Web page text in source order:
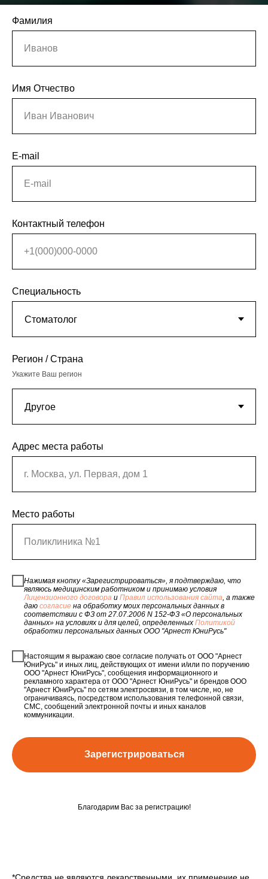
Фамилия
Иванов
Имя Отчество
Иван Иванович
E-mail
E-mail
Контактный телефон
+1(000)000-0000
Специальность
Регион / Страна
Укажите Ваш регион
Адрес места работы
г. Москва, ул. Первая, дом 1
Место работы
Поликлиника №1
Нажимая кнопку «Зарегистрироваться», я подтверждаю, что
являюсь медицинским работником и принимаю условия
Лицензионного договора и Правил использования сайта , а также
даю согласие на обработку моих персональных данных в
соответствии с ФЗ от 27.07.2006 N 152-ФЗ «О персональных
данных» на условиях и для целей, определенных Политикой
обработки персональных данных ООО "Арнест ЮниРусь"
Настоящим я выражаю свое согласие получать от ООО "Арнест
ЮниРусь" и иных лиц, действующих от имени и/или по поручению
ООО "Арнест ЮниРусь", сообщения информационного и
рекламного характера от ООО "Арнест ЮниРусь" и брендов ООО
"Арнест ЮниРусь" по сетям электросвязи, в том числе, но, не
ограничиваясь, посредством использования телефонной связи,
СМС, сообщений электронной почты и иных каналов
коммуникации.
Зарегистрироваться
Благодарим Вас за регистрацию!